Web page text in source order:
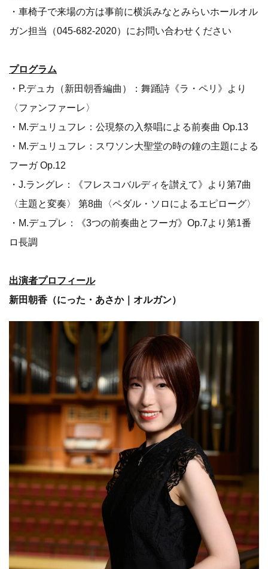
・車椅子で来場の方は事前に横浜みなとみらいホールオル
ガン担当（045-682-2020）にお問い合わせください
プログラム
・P.デュカ（新田朝香編曲）：舞踊詩《ラ・ペリ》より
〈ファンファーレ〉
・M.デュリュフレ：公現祭の入祭唱による前奏曲 Op.13
・M.デュリュフレ：スワソン大聖堂の時の鐘の主題による
フーガ Op.12
・J.ラングレ：《フレスコバルディを讃えて》より第7曲
〈主題と変奏〉 第8曲〈ペダル・ソロによるエピローグ〉
・M.デュプレ：《3つの前奏曲とフーガ》Op.7より第1番
ロ長調
出演者プロフィール
新田朝香（にった・あさか｜オルガン）